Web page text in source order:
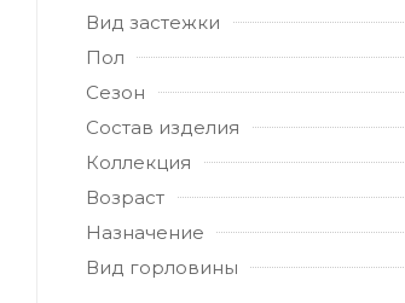
Вид застежки
Пол
Сезон
Состав изделия
Коллекция
Возраст
Назначение
Вид горловины